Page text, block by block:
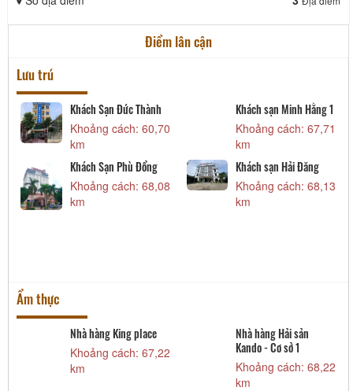
Điểm lân cận
Lưu trú
Khách Sạn Đức Thành
Khoảng cách: 60,70
km
Khách sạn Minh Hằng 1
Khoảng cách: 67,71
km
Khách Sạn Phù Đổng
Khoảng cách: 68,08
km
Khách sạn Hải Đăng
Khoảng cách: 68,13
km
Ẩm thực
Nhà hàng King place
Khoảng cách: 67,22
km
Nhà hàng Hải sản
Kando - Cơ sở 1
Khoảng cách: 68,22
km